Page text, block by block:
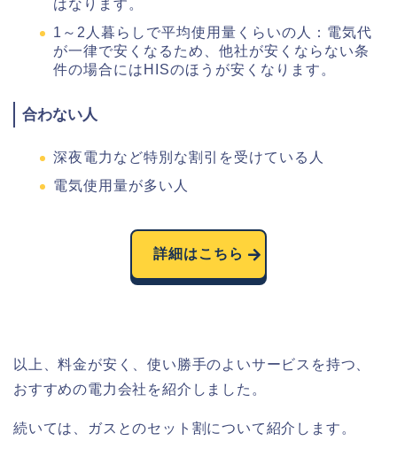
はなります。
1～2人暮らしで平均使用量くらいの人：電気代
が一律で安くなるため、他社が安くならない条
件の場合にはHISのほうが安くなります。
合わない人
深夜電力など特別な割引を受けている人
電気使用量が多い人
詳細はこちら
以上、料金が安く、使い勝手のよいサービスを持つ、
おすすめの電力会社を紹介しました。
続いては、ガスとのセット割について紹介します。